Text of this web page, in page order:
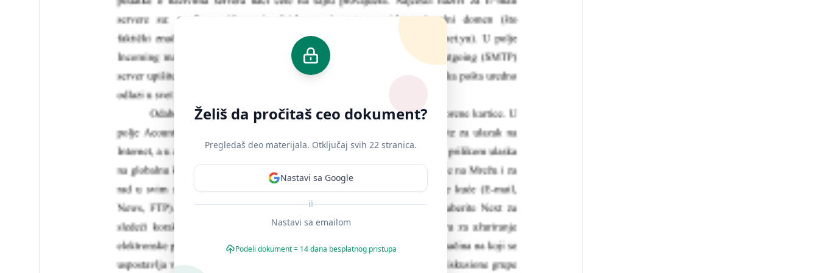
Želiš da pročitaš ceo dokument?
Pregledaš deo materijala. Otključaj svih 22 stranica.
Nastavi sa Google
ili
Nastavi sa emailom
Podeli dokument = 14 dana besplatnog pristupa